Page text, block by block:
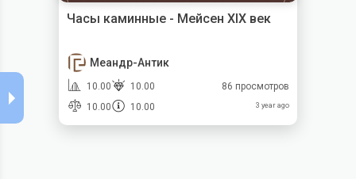
Часы каминные - Мейсен XIX век
Меандр-Антик
10.00
10.00
10.00
10.00
86 просмотров
3 year ago